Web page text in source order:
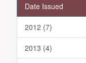
Date Issued
2012 (7)
2013 (4)